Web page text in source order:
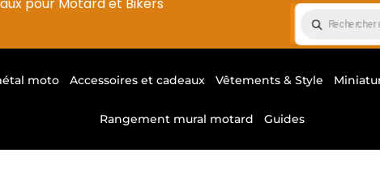
moto Accessoires et cadeaux Vêtements & Style
Rangement mural motard Guides